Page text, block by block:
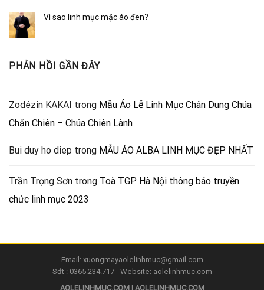
Vì sao linh mục mặc áo đen?
PHẢN HỒI GẦN ĐÂY
Zodézin KAKAI trong Mẫu Áo Lễ Linh Mục Chân Dung Chúa
Chăn Chiên – Chúa Chiên Lành
Bui duy ho diep trong MẪU ÁO ALBA LINH MỤC ĐẸP NHẤT
Trần Trọng Sơn trong Toà TGP Hà Nội thông báo truyền
chức linh mục 2023
Email: xuongmayaolelinhmuc@gmail.com
Sđt : 0365.234.717 - Website: aolelinhmuc.com
AOLELINHMUC.COM | AOLELINHMUC.COM